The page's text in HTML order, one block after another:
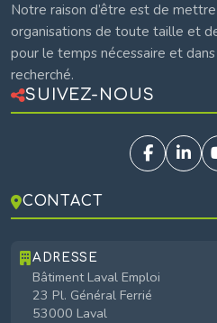
Notre raison d’être est de
organisations de toute taille et
pour le temps nécessaire et
recherché.
SUIVEZ-NOUS
CONTACT
ADRESSE
Bâtiment Laval Emploi
23 Pl. Général Ferrié
53000 Laval